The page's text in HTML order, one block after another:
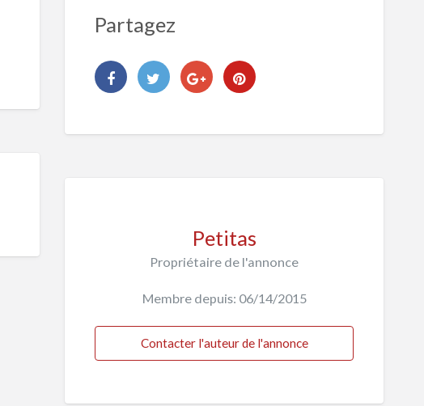
Partagez
Petitas
Propriétaire de l'annonce
Membre depuis: 06/14/2015
Contacter l'auteur de l'annonce